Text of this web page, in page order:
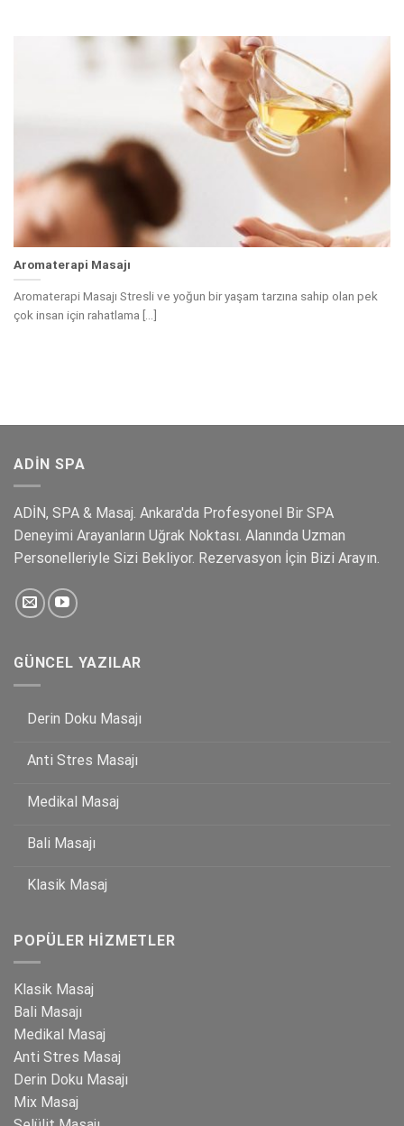
Aromaterapi Masajı
Aromaterapi Masajı Stresli ve yoğun bir yaşam tarzına sahip olan pek
çok insan için rahatlama [...]
ADIN SPA
ADİN, SPA & Masaj. Ankara'da Profesyonel Bir SPA
Deneyimi Arayanların Uğrak Noktası. Alanında Uzman
Personelleriyle Sizi Bekliyor. Rezervasyon İçin Bizi Arayın.
GÜNCEL YAZILAR
Derin Doku Masajı
Anti Stres Masajı
Medikal Masaj
Bali Masajı
Klasik Masaj
POPÜLER HIZMETLER
Klasik Masaj
Bali Masajı
Medikal Masaj
Anti Stres Masaj
Derin Doku Masajı
Mix Masaj